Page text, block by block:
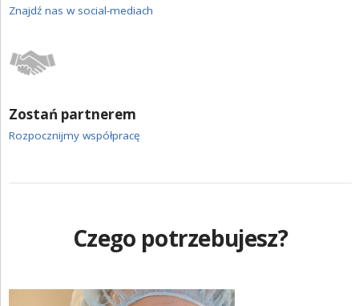
BAMBO NATURE
Znajdź nas w social-mediach
Zostań partnerem
Rozpocznijmy współpracę
Czego potrzebujesz?